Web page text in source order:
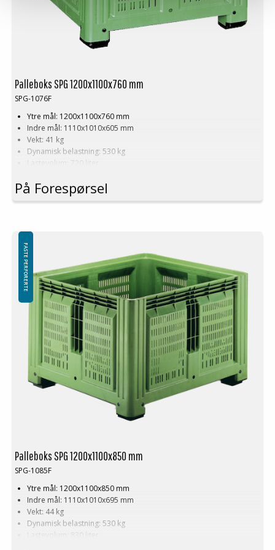
Palleboks SPG 1200x1100x760 mm
SPG-1076F
Ytre mål: 1200x1100x760 mm
Indre mål: 1110x1010x605 mm
Vekt: 41 kg
Dynamisk belastning: 530 kg
Lastevolum: 720 liter
Standardfarge: Grønn
Logistikk: 3 stk/pallplasser (120x110x240 cm)
Denne spesielle dimensjonen på Palleboks krever en minimums
bestilling på mellom 200-2000 stk. Kontakt oss for mer informasjon.
På Forespørsel
Palleboks SPG 1200x1100x850 mm
SPG-1085F
Ytre mål: 1200x1100x850 mm
Indre mål: 1110x1010x695 mm
Vekt: 44 kg
Dynamisk belastning: 530 kg
Lastevolum: 830 liter
FASTE PERFORERTE